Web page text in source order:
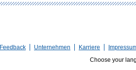
Feedback Unternehmen Karriere
Choose your